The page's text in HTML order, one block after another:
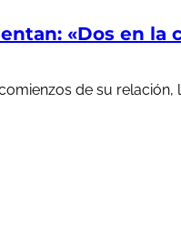
«Dos en la
de su